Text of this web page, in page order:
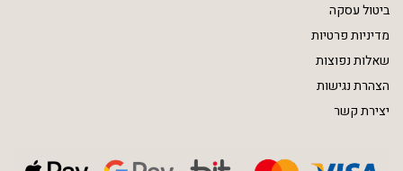
ביטול עסקה
מדיניות פרטיות
שאלות נפוצות
הצהרת נגישות
יצירת קשר